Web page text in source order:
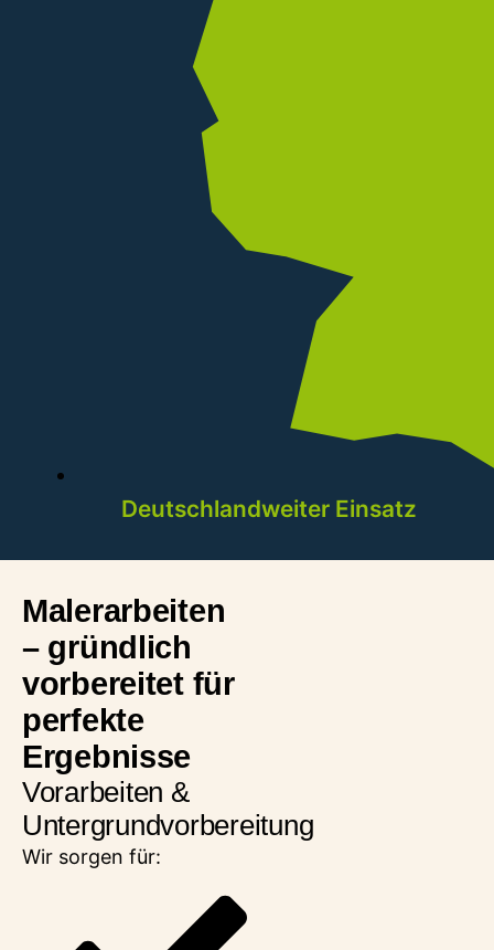
Deutschlandweiter Einsatz
Malerarbeiten
– gründlich
vorbereitet für
perfekte
Ergebnisse
Vorarbeiten &
Untergrundvorbereitung
Wir sorgen für: